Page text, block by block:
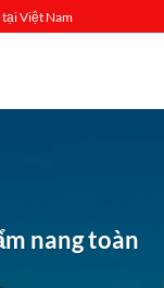
Việt Nam
nang toàn